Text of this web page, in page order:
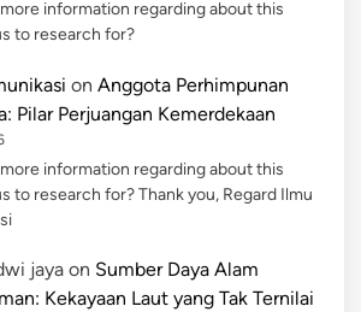
information regarding about this
to research for?
on Anggota Perhimpunan
Pilar Perjuangan Kemerdekaan
information regarding about this
to research for? Thank you, Regard Ilmu
jaya on Sumber Daya Alam
Kekayaan Laut yang Tak Ternilai